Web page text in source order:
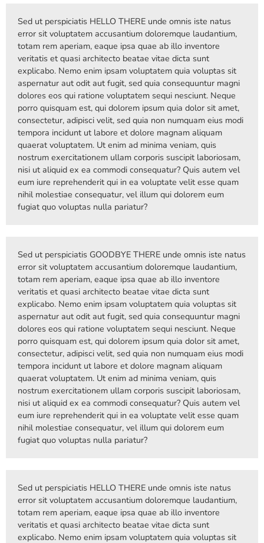
Sed ut perspiciatis HELLO THERE unde omnis iste natus
error sit voluptatem accusantium doloremque laudantium,
totam rem aperiam, eaque ipsa quae ab illo inventore
veritatis et quasi architecto beatae vitae dicta sunt
explicabo. Nemo enim ipsam voluptatem quia voluptas sit
aspernatur aut odit aut fugit, sed quia consequuntur magni
dolores eos qui ratione voluptatem sequi nesciunt. Neque
porro quisquam est, qui dolorem ipsum quia dolor sit amet,
consectetur, adipisci velit, sed quia non numquam eius modi
tempora incidunt ut labore et dolore magnam aliquam
quaerat voluptatem. Ut enim ad minima veniam, quis
nostrum exercitationem ullam corporis suscipit laboriosam,
nisi ut aliquid ex ea commodi consequatur? Quis autem vel
eum iure reprehenderit qui in ea voluptate velit esse quam
nihil molestiae consequatur, vel illum qui dolorem eum
fugiat quo voluptas nulla pariatur?
Sed ut perspiciatis GOODBYE THERE unde omnis iste natus
error sit voluptatem accusantium doloremque laudantium,
totam rem aperiam, eaque ipsa quae ab illo inventore
veritatis et quasi architecto beatae vitae dicta sunt
explicabo. Nemo enim ipsam voluptatem quia voluptas sit
aspernatur aut odit aut fugit, sed quia consequuntur magni
dolores eos qui ratione voluptatem sequi nesciunt. Neque
porro quisquam est, qui dolorem ipsum quia dolor sit amet,
consectetur, adipisci velit, sed quia non numquam eius modi
tempora incidunt ut labore et dolore magnam aliquam
quaerat voluptatem. Ut enim ad minima veniam, quis
nostrum exercitationem ullam corporis suscipit laboriosam,
nisi ut aliquid ex ea commodi consequatur? Quis autem vel
eum iure reprehenderit qui in ea voluptate velit esse quam
nihil molestiae consequatur, vel illum qui dolorem eum
fugiat quo voluptas nulla pariatur?
Sed ut perspiciatis HELLO THERE unde omnis iste natus
error sit voluptatem accusantium doloremque laudantium,
totam rem aperiam, eaque ipsa quae ab illo inventore
veritatis et quasi architecto beatae vitae dicta sunt
explicabo. Nemo enim ipsam voluptatem quia voluptas sit